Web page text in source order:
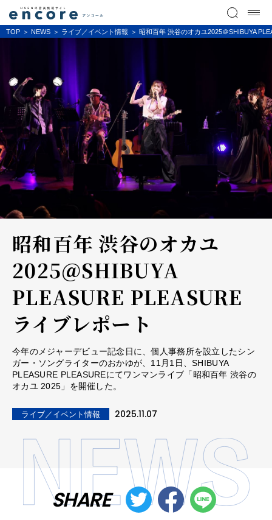
TOP NEWS ライブ／イベント情報 昭和百年 渋谷のオカユ2025＠SHIBUYA
昭和百年 渋谷のオカユ
2025＠SHIBUYA
PLEASURE PLEASURE――
ライブレポート
今年のメジャーデビュー記念日に、個人事務所を設立したシン
ガー・ソングライターのおかゆが、11月1日、SHIBUYA
PLEASURE PLEASUREにてワンマンライブ「昭和百年 渋谷の
オカユ 2025」を開催した。
ライブ／イベント情報 2025.11.07
SHARE